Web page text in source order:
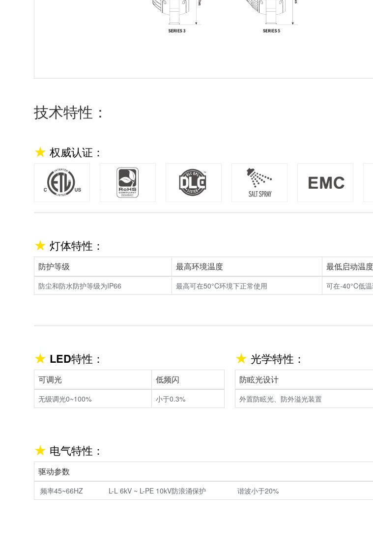
技术特性：
权威认证：
灯体特性：
防护等级 最高环境温度 最低启动温度
防尘和防水防护等级为IP66 最高可在50°C环境下正常使用 可在-40°C低
LED特性：
可调光 低频闪
无级调光0~100% 小于0.3%
光学特性：
防眩光设计
外置防眩光、防外溢光装置
电气特性：
驱动参数
频率45~66HZ L-L 6kV ~ L-PE 10kV防浪涌保护 谐波小于20%